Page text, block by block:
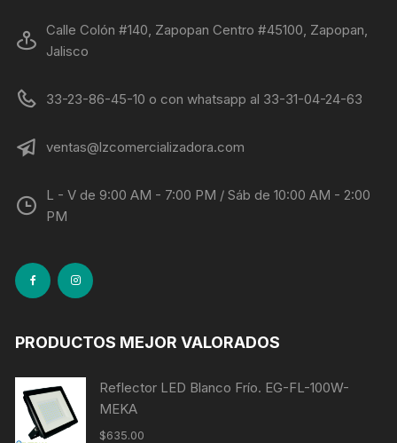
Calle Colón #140, Zapopan Centro #45100, Zapopan,
Jalisco
33-23-86-45-10 o con whatsapp al 33-31-04-24-63
ventas@lzcomercializadora.com
L - V de 9:00 AM - 7:00 PM / Sáb de 10:00 AM - 2:00
PM
PRODUCTOS MEJOR VALORADOS
Reflector LED Blanco Frío. EG-FL-100W-
MEKA
$635.00